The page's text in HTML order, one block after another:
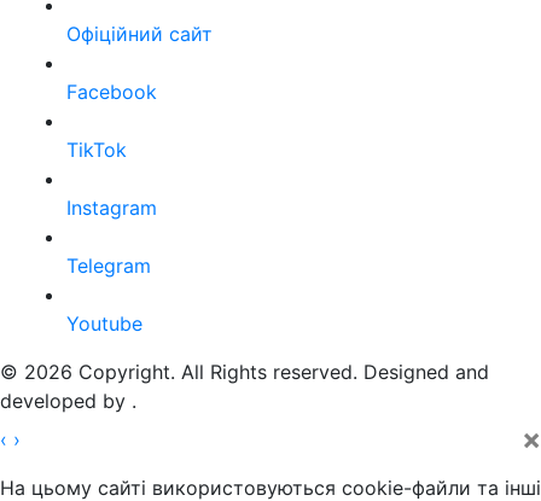
Офіційний сайт
Facebook
TikTok
Instagram
Telegram
Youtube
© 2026 Copyright. All Rights reserved. Designed and
developed by .
‹ › ×
На цьому сайті використовуються cookie-файли та інші